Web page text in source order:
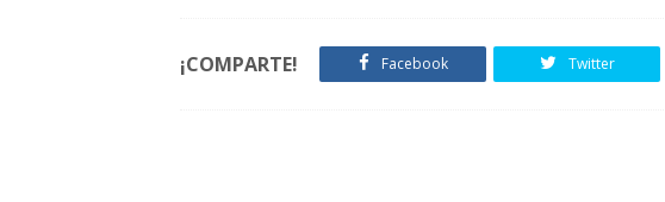
¡COMPARTE! Facebook Twitter